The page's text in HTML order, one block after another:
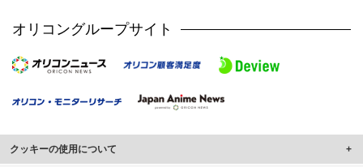
オリコングループサイト
クッキーの使用について